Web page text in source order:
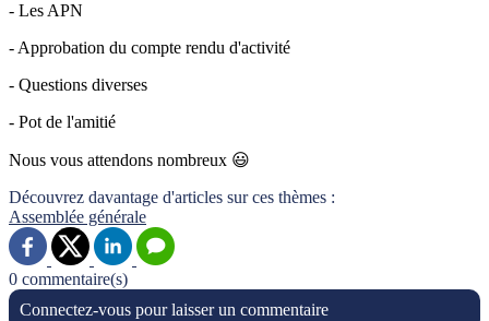
- Les APN
- Approbation du compte rendu d'activité
- Questions diverses
- Pot de l'amitié
Nous vous attendons nombreux 😃
Découvrez davantage d'articles sur ces thèmes :
Assemblée générale
0 commentaire(s)
Connectez-vous pour laisser un commentaire